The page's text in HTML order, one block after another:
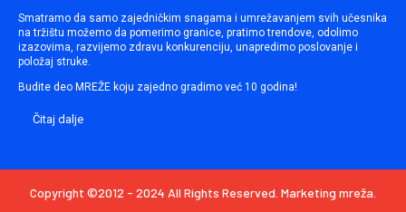
Smatramo da samo zajedničkim snagama i umrežavanjem svih učesnika
na tržištu možemo da pomerimo granice, pratimo trendove, odolimo
izazovima, razvijemo zdravu konkurenciju, unapredimo poslovanje i
položaj struke.
Budite deo MREŽE koju zajedno gradimo već 10 godina!
Čitaj dalje
Copyright ©2012 - 2024 All Rights Reserved. Marketing mreža.